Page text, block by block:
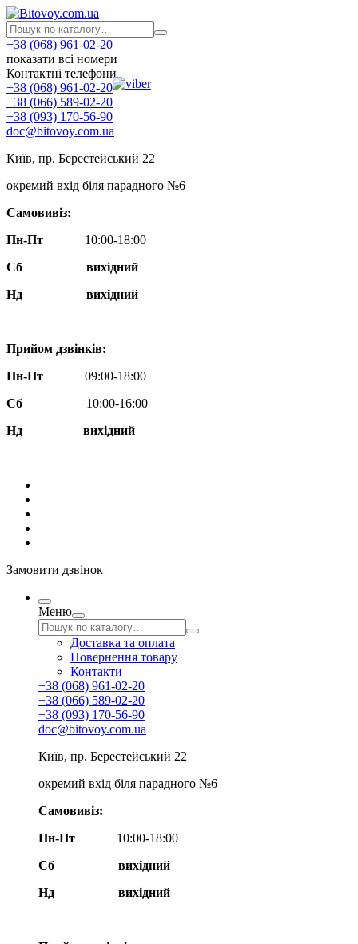
+38 (068) 961-02-20
показати всі номери
Контактні телефони
+38 (068) 961-02-20
+38 (066) 589-02-20
+38 (093) 170-56-90
doc@bitovoy.com.ua
Київ, пр. Берестейський 22
окремий вхід біля парадного №6
Самовивіз:
Пн-Пт
10:00-18:00
Сб
вихідний
Нд
вихідний
Прийом дзвінків:
Пн-Пт
09:00-18:00
Сб
10:00-16:00
Нд вихідний
Замовити дзвінок
Меню
Доставка та оплата
Повернення товару
Контакти
+38 (068) 961-02-20
+38 (066) 589-02-20
+38 (093) 170-56-90
doc@bitovoy.com.ua
Київ, пр. Берестейський 22
окремий вхід біля парадного №6
Самовивіз:
Пн-Пт
10:00-18:00
Сб
вихідний
Нд
вихідний